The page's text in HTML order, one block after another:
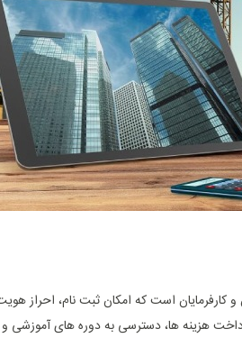
و کارفرمایان است که امکان ثبت ‌نام، احراز
هزینه‌ ها، دسترسی به دوره‌ های آموزشی و